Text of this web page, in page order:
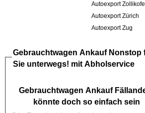
Autoexport
Autoexport Zürich
Autoexport Zug
Gebrauchtwagen AnkaufNonstop
Sie unterwegs! mit Abholservice
Gebrauchtwagen Ankauf
könnte doch so einfach sein